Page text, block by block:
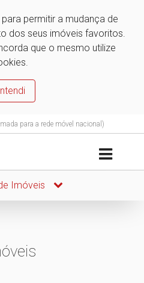
permitir a mudança de
dos seus imóveis favoritos.
que o mesmo utilize
para a rede móvel nacional)
Imóveis